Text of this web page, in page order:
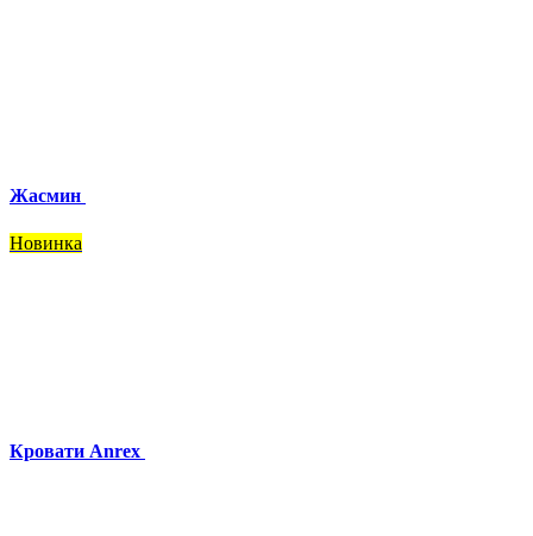
Жасмин
Новинка
Кровати Anrex